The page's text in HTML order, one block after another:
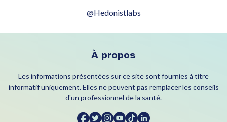
@Hedonistlabs
À propos
Les informations présentées sur ce site sont fournies à titre
informatif uniquement. Elles ne peuvent pas remplacer les conseils
d'un professionnel de la santé.